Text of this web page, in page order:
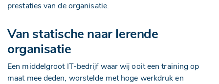
prestaties van de organisatie.
Van statische naar lerende
organisatie
Een middelgroot IT-bedrijf waar wij ooit een training op
maat mee deden, worstelde met hoge werkdruk en